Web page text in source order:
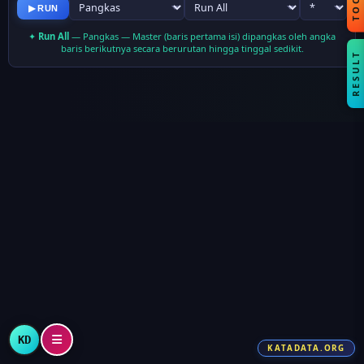
▶ RUN
✦ Run All — Pangkas — Master (baris pertama isi) dipangkas oleh angka
baris berikutnya secara berurutan hingga tinggal sedikit.
KATADATA.ORG
RESULT
KD